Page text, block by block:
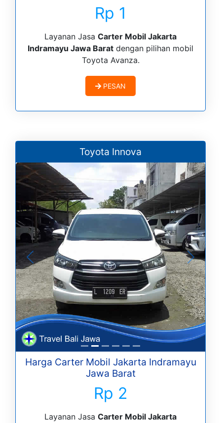
Rp 1
Layanan Jasa Carter Mobil Jakarta
Indramayu Jawa Barat dengan pilihan mobil
Toyota Avanza.
PESAN
Toyota Innova
Harga Carter Mobil Jakarta Indramayu
Jawa Barat
Rp 2
Layanan Jasa Carter Mobil Jakarta